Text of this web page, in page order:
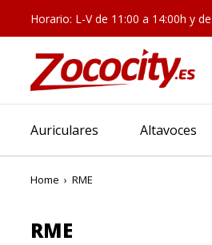
Horario: L-V de 11:00 a 14:00h y
Auriculares Altavoces
Home › RME
RME